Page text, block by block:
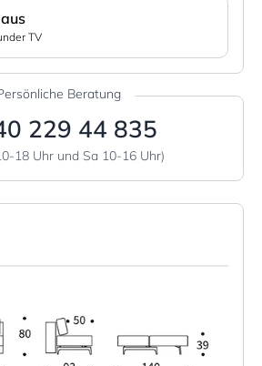
TV
Beratung
229 44 835
18 Uhr und Sa 10-16 Uhr)